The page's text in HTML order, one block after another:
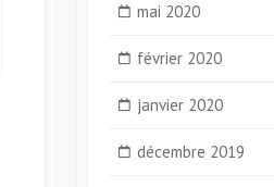
mai 2020
février 2020
janvier 2020
décembre 2019